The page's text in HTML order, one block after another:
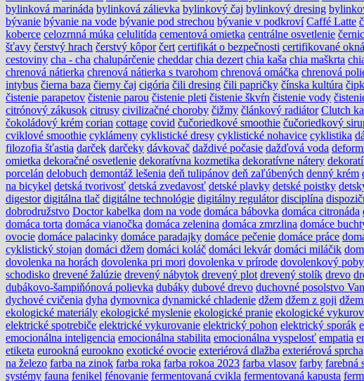
bylinková marináda bylinková zálievka bylinkový čaj bylinkový dresing
bývanie bývanie na vode bývanie pod strechou bývanie v podkroví Caffé Latte
koberce celozrnná múka celulitída cementová omietka centrálne osvetlenie
šťavy čerstvý hrach čerstvý kôpor čert certifikát o bezpečnosti certifikované
cestoviny cha - cha chalupárčenie cheddar chia dezert chia kaša chia maškrta
chrenová nátierka chrenová nátierka s tvarohom chrenová omáčka chrenová
intybus čierna baza čierny čaj cigória čili dresing čili papričky čínska kultúra
čistenie parapetov čistenie parou čistenie pleti čistenie škvŕn čistenie vody
citrónový zákusok citrusy civilizačné choroby čižmy článkový radiátor Clutch
čokoládový krém corian cottage covid čučoriedkové smoothie čučoriedkový
cviklové smoothie cyklámeny cyklistické dresy cyklistické nohavice cyklistika
filozofia šťastia darček darčeky dávkovač daždivé počasie dažďová voda
omietka dekoračné osvetlenie dekoratívna kozmetika dekoratívne nátery
porcelán delobuch demontáž lešenia deň tulipánov deň zaľúbených denný krém
na bicykel detská tvorivosť detská zvedavosť detské plavky detské poistky
digestor digitálna tlač digitálne technológie digitálny regulátor disciplína
dobrodružstvo Doctor kabelka dom na vode domáca bábovka domáca citronáda
domáca torta domáca vianočka domáca zelenina domáca zmrzlina domáce
ovocie domáce palacinky domáce paradajky domáce pečenie domáce práce
cyklistický stojan domáci džem domáci koláč domáci lekvár domáci miláčik
dovolenka na horách dovolenka pri mori dovolenka v prírode dovolenkový
schodisko drevené žalúzie drevený nábytok drevený plot drevený stolík drevo
dubákovo-šampiňónová polievka dubáky dubové drevo duchovné posolstvo
dychové cvičenia dyha dymovnica dynamické chladenie džem džem z goji
ekologické materiály ekologické myslenie ekologické pranie ekologické
elektrické spotrebiče elektrické vykurovanie elektrický pohon elektrický sporák
emocionálna inteligencia emocionálna stabilita emocionálna vyspelosť empatia
etiketa eurookná eurookno exotické ovocie exteriérová dlažba exteriérová sprcha
na železo farba na zinok farba roka farba rokoa 2023 farba vlasov farby farebná
systémy fauna fenikel fénovanie fermentovaná cvikla fermentovaná kapusta